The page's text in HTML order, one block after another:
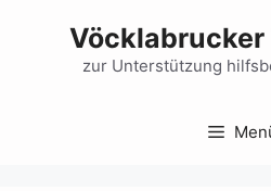
zur Unterstützung